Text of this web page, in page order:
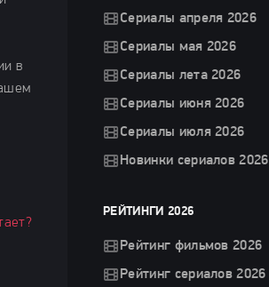
в
Сериалы апреля 2026
Сериалы мая 2026
Сериалы лета 2026
Сериалы июня 2026
Сериалы июля 2026
Новинки сериалов 2026
РЕЙТИНГИ 2026
Рейтинг фильмов 2026
Рейтинг сериалов 2026